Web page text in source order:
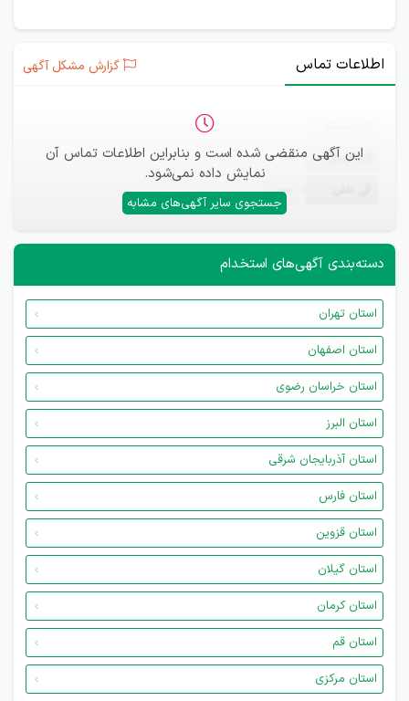
اطلاعات تماس گزارش مشکل آگهی
این آگهی منقضی شده است و بنابراین اطلاعات تماس آن
نمایش داده نمی‌شود.
جستجوی سایر آگهی‌های مشابه
ایمیل —
—
دسته‌بندی آگهی‌های استخدام
استان تهران
استان اصفهان
استان خراسان رضوی
استان البرز
استان آذربایجان شرقی
استان فارس
استان قزوین
استان گیلان
استان کرمان
استان قم
استان مرکزی